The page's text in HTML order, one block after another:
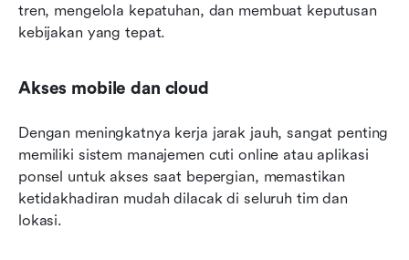
tren, mengelola kepatuhan, dan membuat keputusan
kebijakan yang tepat.
Akses mobile dan cloud
Dengan meningkatnya kerja jarak jauh, sangat penting
memiliki sistem manajemen cuti online atau aplikasi
ponsel untuk akses saat bepergian, memastikan
ketidakhadiran mudah dilacak di seluruh tim dan
lokasi.